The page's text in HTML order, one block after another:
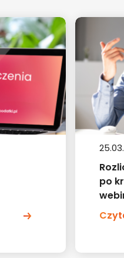
po